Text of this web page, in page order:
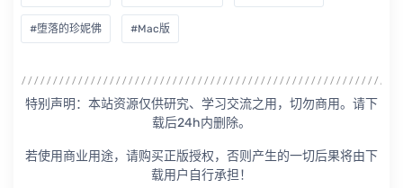
#堕落的珍妮佛 #Mac版
特别声明：本站资源仅供研究、学习交流之用，切勿商用。请下
载后24h内删除。
若使用商业用途，请购买正版授权，否则产生的一切后果将由下
载用户自行承担！